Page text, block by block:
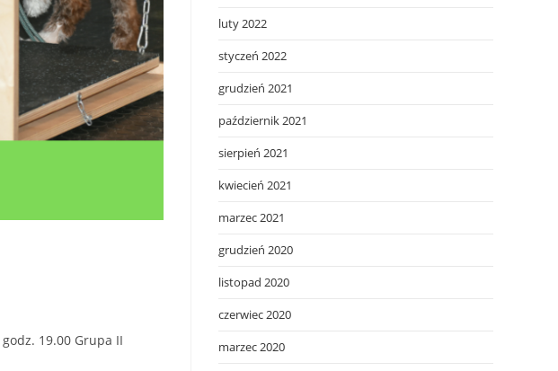
19.00 Grupa II
luty 2022
styczeń 2022
grudzień 2021
październik 2021
sierpień 2021
kwiecień 2021
marzec 2021
grudzień 2020
listopad 2020
czerwiec 2020
marzec 2020